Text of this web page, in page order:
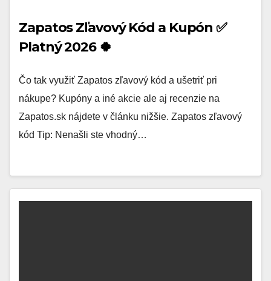
Zapatos Zľavový Kód a Kupón ✅
Platný 2026 🍀
Čo tak využiť Zapatos zľavový kód a ušetriť pri
nákupe? Kupóny a iné akcie ale aj recenzie na
Zapatos.sk nájdete v článku nižšie. Zapatos zľavový
kód Tip: Nenašli ste vhodný…